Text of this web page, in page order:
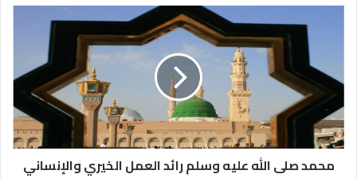
محمد صلى الله عليه وسلم رائد العمل الخيري والإنساني